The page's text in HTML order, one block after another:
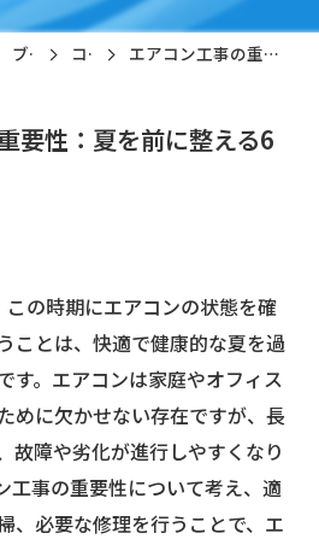
ブログ コラム エアコン工事の重要性：夏を前に整える6月の準備
要性：夏を前に整える6
の時期にエアコンの状態を確
ことは、快適で健康的な夏を過
す。エアコンは家庭やオフィス
めに欠かせない存在ですが、長
故障や劣化が進行しやすくなり
工事の重要性について考え、適
、必要な修理を行うことで、エ